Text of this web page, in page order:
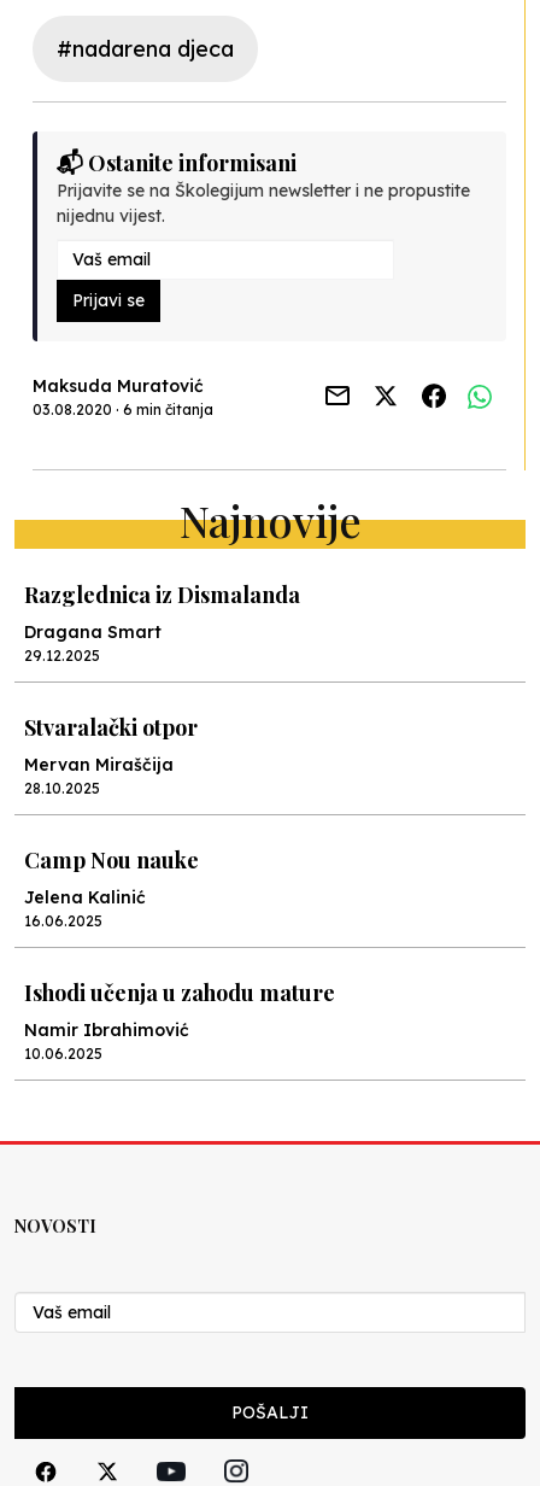
#nadarena djeca
📬 Ostanite informisani
Prijavite se na Školegijum newsletter i ne propustite
nijednu vijest.
Prijavi se
Maksuda Muratović
03.08.2020 · 6 min čitanja
Najnovije
Razglednica iz Dismalanda
Dragana Smart
29.12.2025
Stvaralački otpor
Mervan Miraščija
28.10.2025
Camp Nou nauke
Jelena Kalinić
16.06.2025
Ishodi učenja u zahodu mature
Namir Ibrahimović
10.06.2025
Nenad Veličković
29.10.2024
Cuke i djeca
NOVOSTI
POŠALJI